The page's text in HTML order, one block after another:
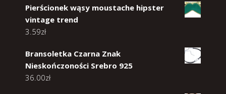
Pierścionek wąsy moustache hipster
vintage trend
3.59zł
Bransoletka Czarna Znak
Nieskończoności Srebro 925
36.00zł